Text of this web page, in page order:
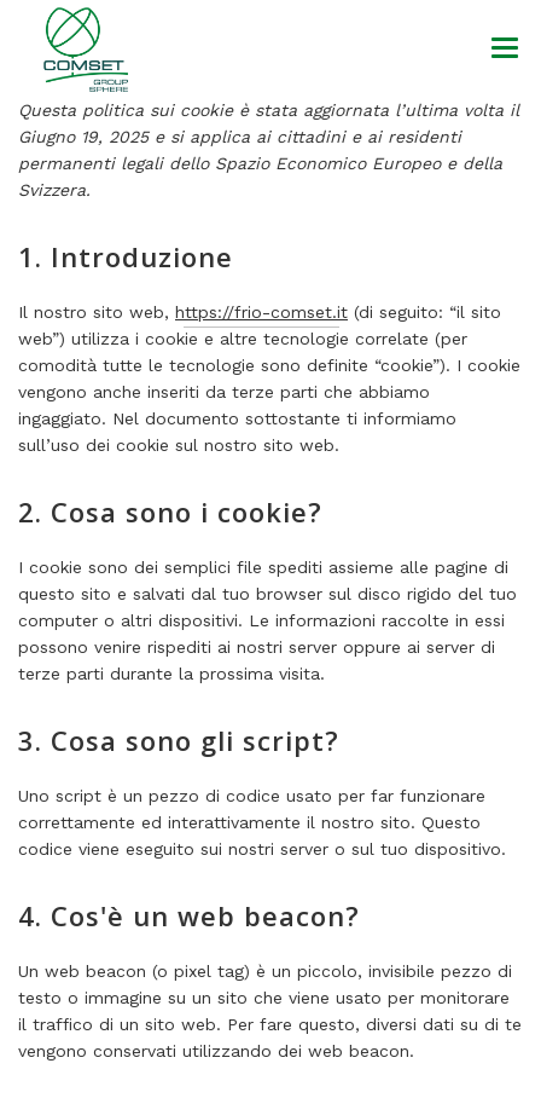
HOME
AZIENDA
NEWS
DOWNLOAD
CONTATTI
Questa politica sui cookie è stata aggiornata l’ultima volta il
Giugno 19, 2025 e si applica ai cittadini e ai residenti
permanenti legali dello Spazio Economico Europeo e della
Svizzera.
1. Introduzione
Il nostro sito web, https://frio-comset.it (di seguito: “il sito
web”) utilizza i cookie e altre tecnologie correlate (per
comodità tutte le tecnologie sono definite “cookie”). I cookie
vengono anche inseriti da terze parti che abbiamo
ingaggiato. Nel documento sottostante ti informiamo
sull’uso dei cookie sul nostro sito web.
2. Cosa sono i cookie?
I cookie sono dei semplici file spediti assieme alle pagine di
questo sito e salvati dal tuo browser sul disco rigido del tuo
computer o altri dispositivi. Le informazioni raccolte in essi
possono venire rispediti ai nostri server oppure ai server di
terze parti durante la prossima visita.
3. Cosa sono gli script?
Uno script è un pezzo di codice usato per far funzionare
correttamente ed interattivamente il nostro sito. Questo
codice viene eseguito sui nostri server o sul tuo dispositivo.
4. Cos'è un web beacon?
Un web beacon (o pixel tag) è un piccolo, invisibile pezzo di
testo o immagine su un sito che viene usato per monitorare
il traffico di un sito web. Per fare questo, diversi dati su di te
vengono conservati utilizzando dei web beacon.